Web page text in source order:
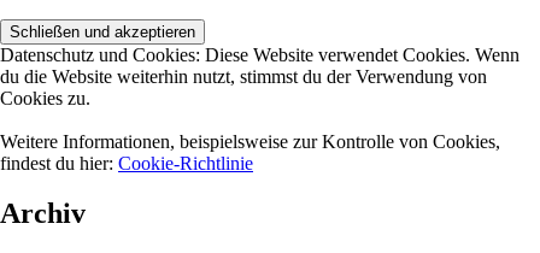
Datenschutz und Cookies: Diese Website verwendet Cookies. Wenn
du die Website weiterhin nutzt, stimmst du der Verwendung von
Cookies zu.
Weitere Informationen, beispielsweise zur Kontrolle von Cookies,
findest du hier: Cookie-Richtlinie
Archiv